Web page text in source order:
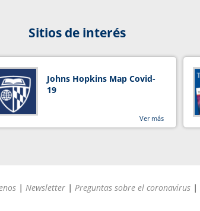
Sitios de interés
Johns Hopkins Map Covid-
19
Ver más
| Newsletter | Preguntas sobre el coronavirus |